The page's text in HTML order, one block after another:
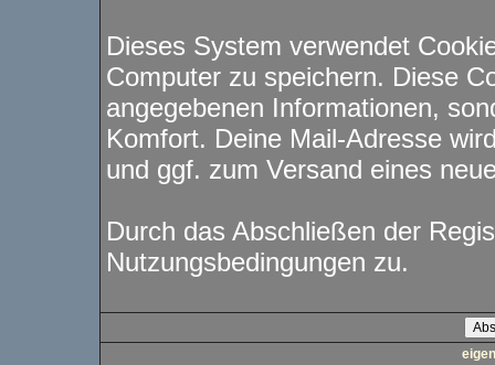
Dieses System verwendet
Computer zu speichern. Diese
angegebenen Informationen,
Komfort. Deine Mail-Adresse
und ggf. zum Versand eines
Durch das Abschließen der
Nutzungsbedingungen zu.